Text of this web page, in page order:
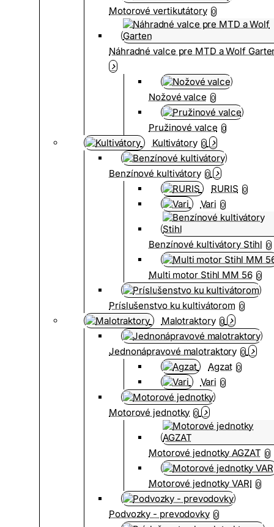
Motorové vertikutátory 0
Náhradné valce pre MTD a Wolf
Nožové valce 0
Pružinové valce 0
Kultivátory 0
Benzínové kultivátory 0
RURIS 0
Vari 0
Benzínové kultivátory Stihl 0
Multi motor Stihl MM 56 0
Príslušenstvo ku kultivátorom 0
Malotraktory 0
Jednonápravové malotraktory 0
Agzat 0
Vari 0
Motorové jednotky 0
Motorové jednotky AGZAT 0
Motorové jednotky VARI 0
Podvozky - prevodovky 0